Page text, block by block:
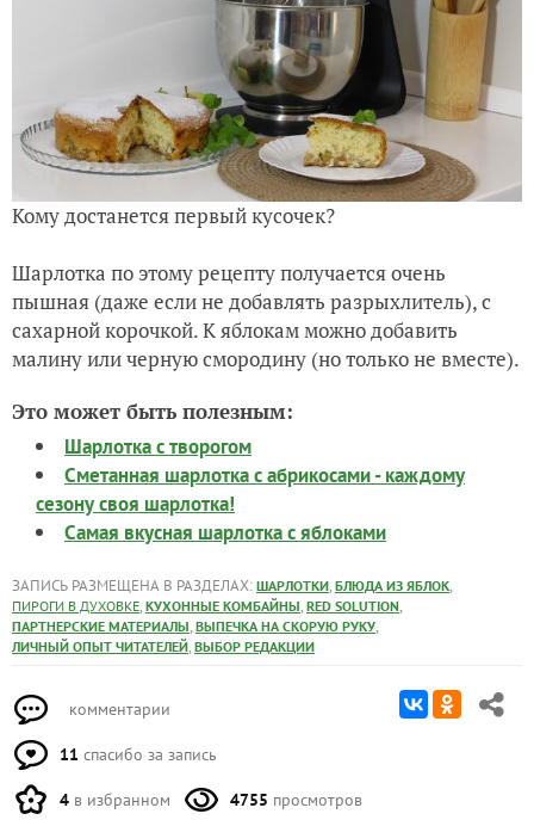
Кому достанется первый кусочек?
Шарлотка по этому рецепту получается очень
пышная (даже если не добавлять разрыхлитель), с
сахарной корочкой. К яблокам можно добавить
малину или черную смородину (но только не вместе).
Это может быть полезным:
Шарлотка с творогом
Сметанная шарлотка с абрикосами - каждому
сезону своя шарлотка!
Самая вкусная шарлотка с яблоками
ЗАПИСЬ РАЗМЕЩЕНА В РАЗДЕЛАХ: ШАРЛОТКИ, БЛЮДА ИЗ ЯБЛОК,
ПИРОГИ В ДУХОВКЕ, КУХОННЫЕ КОМБАЙНЫ, RED SOLUTION,
ПАРТНЕРСКИЕ МАТЕРИАЛЫ, ВЫПЕЧКА НА СКОРУЮ РУКУ,
ЛИЧНЫЙ ОПЫТ ЧИТАТЕЛЕЙ, ВЫБОР РЕДАКЦИИ
комментарии
11 спасибо за запись
4 в избранном 4755 просмотров